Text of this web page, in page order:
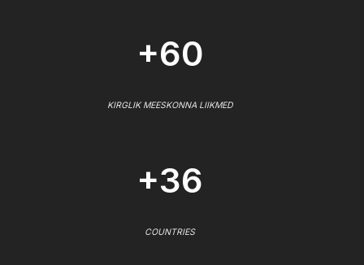
+60
KIRGLIK MEESKONNA LIIKMED
+36
COUNTRIES